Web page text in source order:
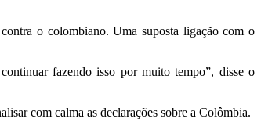
o colombiano. Uma suposta ligação com o
fazendo isso por muito tempo”, disse o
com calma as declarações sobre a Colômbia.